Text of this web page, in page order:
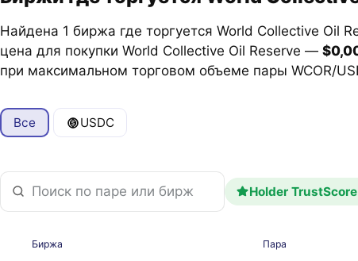
Найдена 1 биржа где торгуется World Collective Oil
цена для покупки World Collective Oil Reserve —
при максимальном торговом объеме пары WCOR/
Все USDC
Holder
Биржа Пара